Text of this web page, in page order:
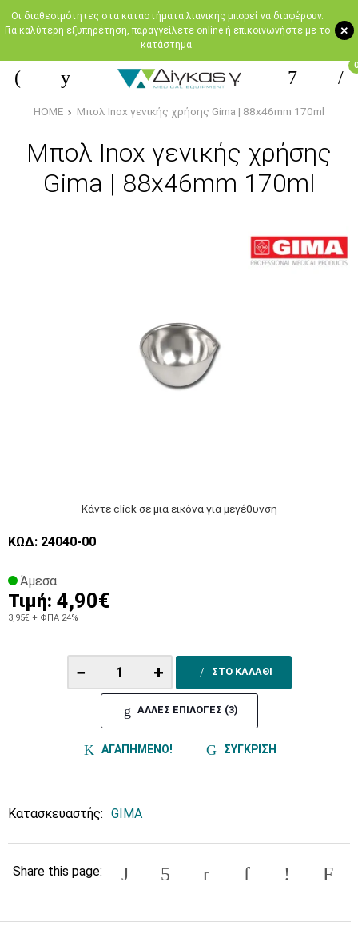
+
Oι διαθεσιμότητες στα καταστήματα λιανικής μπορεί να διαφέρουν.
Για καλύτερη εξυπηρέτηση, παραγγείλετε online ή επικοινωνήστε με το
κατάστημα.
0
HOME Μπολ Ιnox γενικής χρήσης Gima | 88x46mm 170ml
Μπολ Ιnox γενικής χρήσης
Gima | 88x46mm 170ml
Κάντε click σε μια εικόνα για μεγέθυνση
ΚΩΔ: 24040-00
Άμεσα
Τιμή: 4,90€
3,95€ + ΦΠΑ 24%
− + ΣΤΟ ΚΑΛΑΘΙ
ΑΛΛΕΣ ΕΠΙΛΟΓΕΣ (3)
ΑΓΑΠΗΜΕΝΟ! ΣΥΓΚΡΙΣΗ
Κατασκευαστής: GIMA
Share this page: